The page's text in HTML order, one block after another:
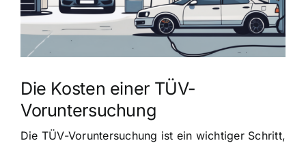
Die Kosten einer TÜV-
Voruntersuchung
Die TÜV-Voruntersuchung ist ein wichtiger Schritt,